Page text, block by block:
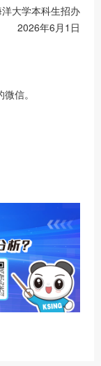
洋大学本科生招办
2026年6月1日
信。